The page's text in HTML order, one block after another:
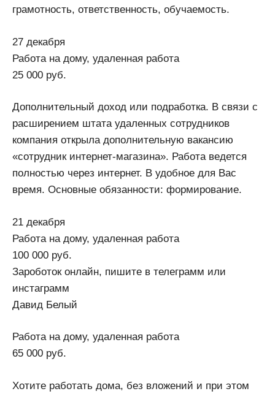
грамотность, ответственность, обучаемость.
27 декабря
Работа на дому, удаленная работа
25 000 руб.
Дополнительный доход или подработка. В связи с
расширением штата удаленных сотрудников
компания открыла дополнительную вакансию
«сотрудник интернет-магазина». Работа ведется
полностью через интернет. В удобное для Вас
время. Основные обязанности: формирование.
21 декабря
Работа на дому, удаленная работа
100 000 руб.
Зароботок онлайн, пишите в телеграмм или
инстаграмм
Давид Белый
Работа на дому, удаленная работа
65 000 руб.
Хотите работать дома, без вложений и при этом